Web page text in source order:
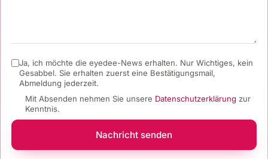
Ja, ich möchte die eyedee-News erhalten. Nur Wichtiges, kein
Gesabbel. Sie erhalten zuerst eine Bestätigungsmail,
Abmeldung jederzeit.
Mit Absenden nehmen Sie unsere Datenschutzerklärung zur
Kenntnis.
Nachricht senden